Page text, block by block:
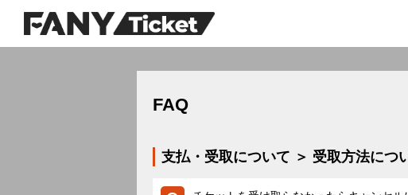
FAQ
支払・受取について ＞ 受取方法につ